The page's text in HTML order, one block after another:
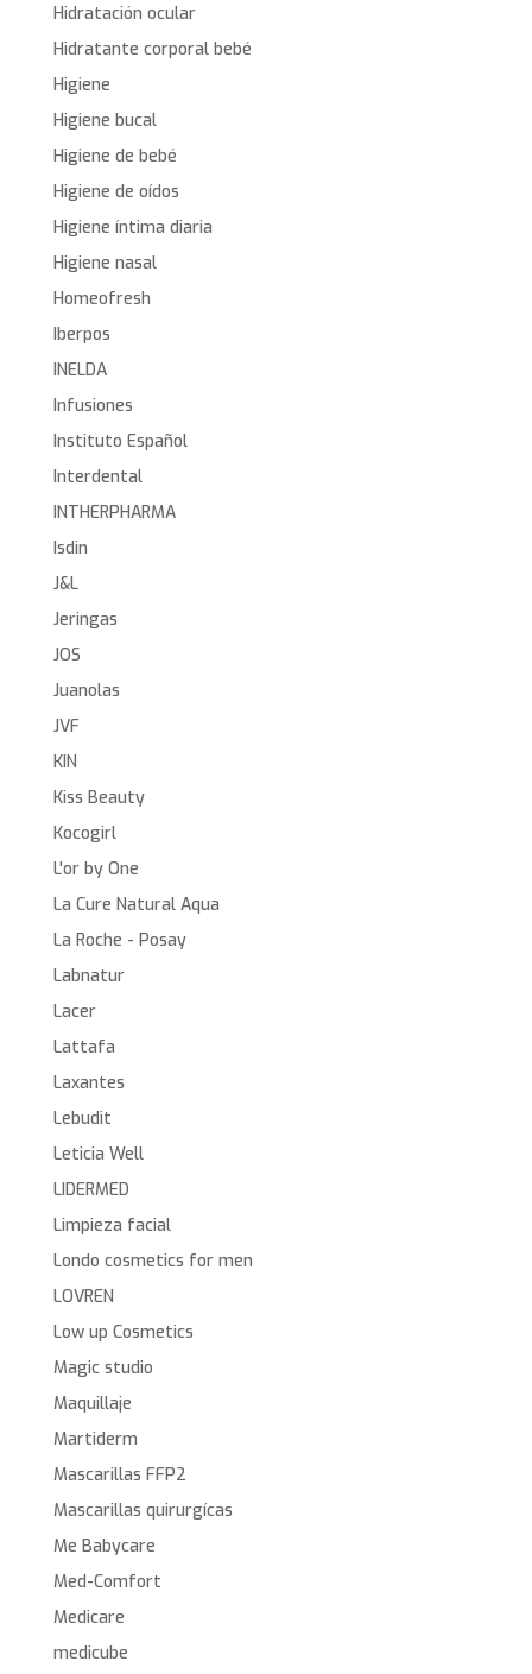
Hidratación ocular
Hidratante corporal bebé
Higiene
Higiene bucal
Higiene de bebé
Higiene de oídos
Higiene íntima diaria
Higiene nasal
Homeofresh
Iberpos
INELDA
Infusiones
Instituto Español
Interdental
INTHERPHARMA
Isdin
J&L
Jeringas
JOS
Juanolas
JVF
KIN
Kiss Beauty
Kocogirl
L'or by One
La Cure Natural Aqua
La Roche - Posay
Labnatur
Lacer
Lattafa
Laxantes
Lebudit
Leticia Well
LIDERMED
Limpieza facial
Londo cosmetics for men
LOVREN
Low up Cosmetics
Magic studio
Maquillaje
Martiderm
Mascarillas FFP2
Mascarillas quirurgícas
Me Babycare
Med-Comfort
Medicare
medicube